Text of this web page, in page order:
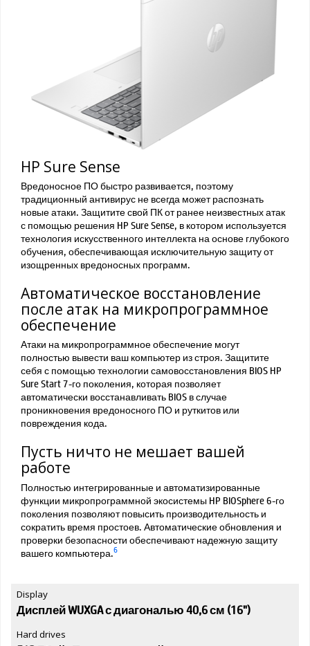
HP Sure Sense
Вредоносное ПО быстро развивается, поэтому
традиционный антивирус не всегда может распознать
новые атаки. Защитите свой ПК от ранее неизвестных атак
с помощью решения HP Sure Sense, в котором используется
технология искусственного интеллекта на основе глубокого
обучения, обеспечивающая исключительную защиту от
изощренных вредоносных программ.
Автоматическое восстановление
после атак на микропрограммное
обеспечение
Атаки на микропрограммное обеспечение могут
полностью вывести ваш компьютер из строя. Защитите
себя с помощью технологии самовосстановления BIOS HP
Sure Start 7-го поколения, которая позволяет
автоматически восстанавливать BIOS в случае
проникновения вредоносного ПО и руткитов или
повреждения кода.
Пусть ничто не мешает вашей
работе
Полностью интегрированные и автоматизированные
функции микропрограммной экосистемы HP BIOSphere 6-го
поколения позволяют повысить производительность и
сократить время простоев. Автоматические обновления и
проверки безопасности обеспечивают надежную защиту
вашего компьютера.6
Display
Дисплей WUXGA с диагональю 40,6 см (16")
Hard drives